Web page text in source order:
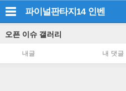
파이널판타지14 인벤
오픈 이슈 갤러리
내글 내 댓글